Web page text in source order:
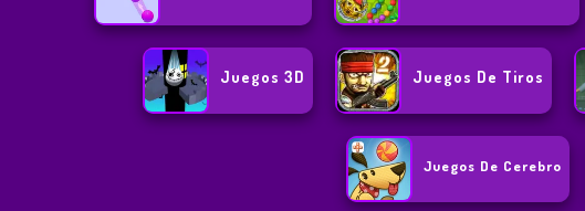
Juegos 3D Juegos De Tiros
Juegos De Cerebro